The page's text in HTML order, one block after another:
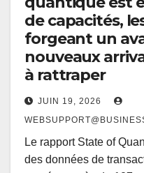
de capacités,
forgeant un
nouveaux
à rattraper
JUIN 19, 2026
Le rapport State of
des données de